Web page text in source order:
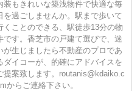
装もきれいな築浅物件で快適な毎
を過ごしませんか。駅まで歩いて
くことのできる、駅徒歩13分の物
です。香芝市の戸建て選びで、迷
が生じましたら不動産のプロであ
ダイコーが、的確にアドバイスを
提案致します。routanis@kdaiko.c
からご連絡下さい。